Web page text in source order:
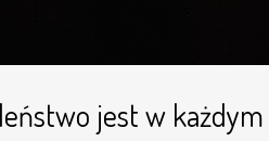
jest w każdym